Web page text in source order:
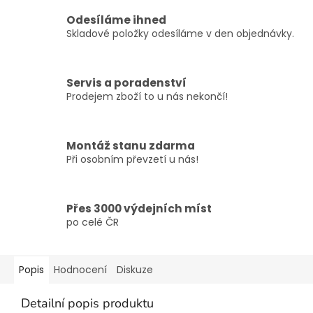
Odesíláme ihned
Skladové položky odesíláme v den objednávky.
Servis a poradenství
Prodejem zboží to u nás nekončí!
Montáž stanu zdarma
Při osobním převzetí u nás!
Přes 3000 výdejních míst
po celé ČR
Popis Hodnocení Diskuze
Detailní popis produktu